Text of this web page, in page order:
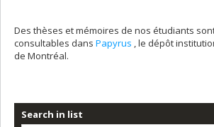
Des thèses et mémoires de nos étudiants
consultables dans Papyrus , le dépôt
de Montréal.
Search in list